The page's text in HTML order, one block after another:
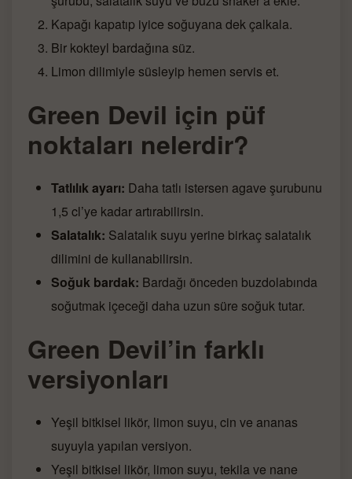
Kapağı kapatıp iyice soğuyana dek çalkala.
Bir kokteyl bardağına süz.
Limon dilimiyle süsleyip hemen servis et.
Green Devil için püf
noktaları nelerdir?
Tatlılık ayarı: Daha tatlı istersen agave şurubunu
1,5 cl’ye kadar artırabilirsin.
Salatalık: Salatalık suyu yerine birkaç salatalık
dilimini de kullanabilirsin.
Soğuk bardak: Bardağı önceden buzdolabında
soğutmak içeceği daha uzun süre soğuk tutar.
Green Devil’in farklı
versiyonları
Yeşil bitkisel likör, limon suyu, cin ve ananas
suyuyla yapılan versiyon.
Yeşil bitkisel likör, limon suyu, tekila ve nane